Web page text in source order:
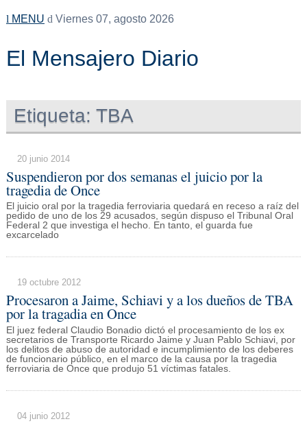
MENU Viernes 07, agosto 2026
El Mensajero Diario
Etiqueta: TBA
20 junio 2014
Suspendieron por dos semanas el juicio por la
tragedia de Once
El juicio oral por la tragedia ferroviaria quedará en receso a raíz del
pedido de uno de los 29 acusados, según dispuso el Tribunal Oral
Federal 2 que investiga el hecho. En tanto, el guarda fue
excarcelado
19 octubre 2012
Procesaron a Jaime, Schiavi y a los dueños de TBA
por la tragadia en Once
El juez federal Claudio Bonadio dictó el procesamiento de los ex
secretarios de Transporte Ricardo Jaime y Juan Pablo Schiavi, por
los delitos de abuso de autoridad e incumplimiento de los deberes
de funcionario público, en el marco de la causa por la tragedia
ferroviaria de Once que produjo 51 víctimas fatales.
04 junio 2012